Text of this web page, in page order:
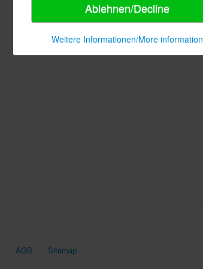
AGB Sitemap
Ablehnen/Decline
Weitere Informationen/More information